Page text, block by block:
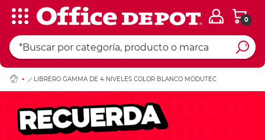
0
LIBRERO GAMMA DE 4 NIVELES COLOR BLANCO MODUTEC
Ingresar Codigo